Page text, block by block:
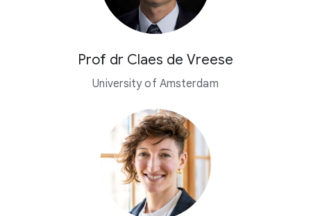
Prof dr Claes de Vreese
University of Amsterdam